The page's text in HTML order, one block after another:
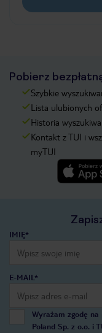
Pobierz
Szybkie
Lista ulubionych
Historia
Kontakt z TUI i
myTUI
IMIĘ*
E-MAIL*
Wyrażam zgodę
Poland Sp. z o.o. i